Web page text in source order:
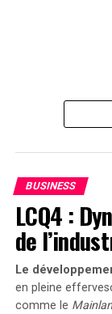
hésitantes et si
BUSINESS
LCQ4 :
de
Le
en pleine
comme le